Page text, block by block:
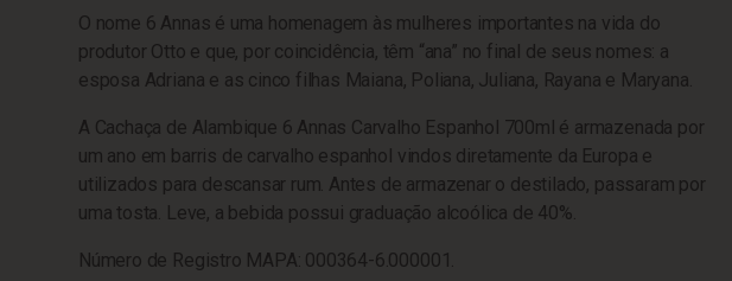
O nome 6 Annas é uma homenagem às mulheres importantes na vida do
produtor Otto e que, por coincidência, têm “ana” no final de seus nomes: a
esposa Adriana e as cinco filhas Maiana, Poliana, Juliana, Rayana e Maryana.
A Cachaça de Alambique 6 Annas Carvalho Espanhol 700ml é armazenada por
um ano em barris de carvalho espanhol vindos diretamente da Europa e
utilizados para descansar rum. Antes de armazenar o destilado, passaram por
uma tosta. Leve, a bebida possui graduação alcoólica de 40%.
Número de Registro MAPA: 000364-6.000001.